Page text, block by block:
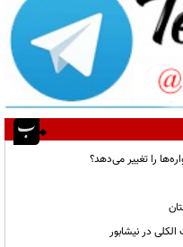
را تغییر می‌دهد؟